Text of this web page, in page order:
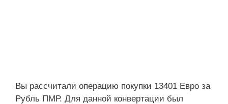
Вы рассчитали операцию покупки 13401 Евро за
Рубль ПМР. Для данной конвертации был